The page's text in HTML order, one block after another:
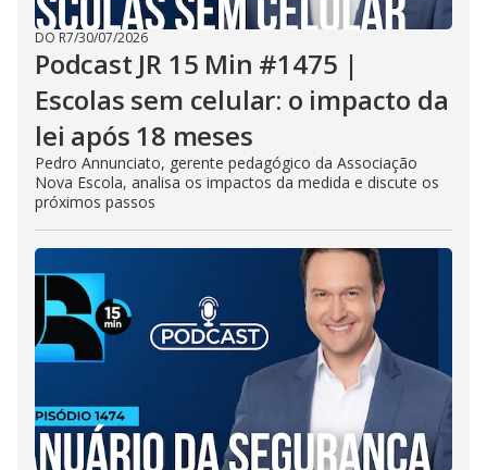
DO R7/30/07/2026
Podcast JR 15 Min #1475 |
Escolas sem celular: o impacto da
lei após 18 meses
Pedro Annunciato, gerente pedagógico da Associação
Nova Escola, analisa os impactos da medida e discute os
próximos passos